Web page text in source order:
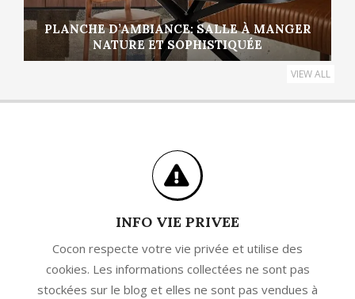
PLANCHE D’AMBIANCE: SALLE À MANGER
NATURE ET SOPHISTIQUÉE
VIEW ALL
INFO VIE PRIVEE
Cocon respecte votre vie privée et utilise des
cookies. Les informations collectées ne sont pas
stockées sur le blog et elles ne sont pas vendues à